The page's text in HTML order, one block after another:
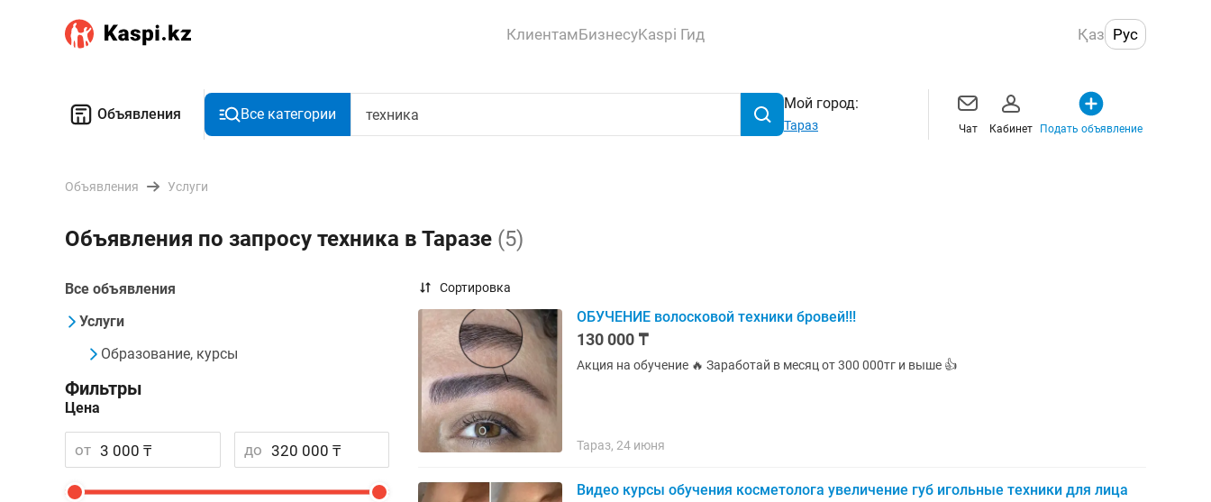
КлиентамБизнесуKaspi Гид Қаз Рус
Объявления Все категории
Мой город:
Тараз Чат Кабинет Подать объявление
Объявления Услуги
Объявления по запросу техника в Таразе (5)
Все объявления
Услуги
Образование, курсы
Фильтры
Цена
от до
Сортировка
ОБУЧЕНИЕ волосковой техники бровей!!!
130 000 ₸
Акция на обучение 🔥 Заработай в месяц от 300 000тг и выше 👍
Тараз, 24 июня
Видео курсы обучения косметолога увеличение губ игольные техники для лица